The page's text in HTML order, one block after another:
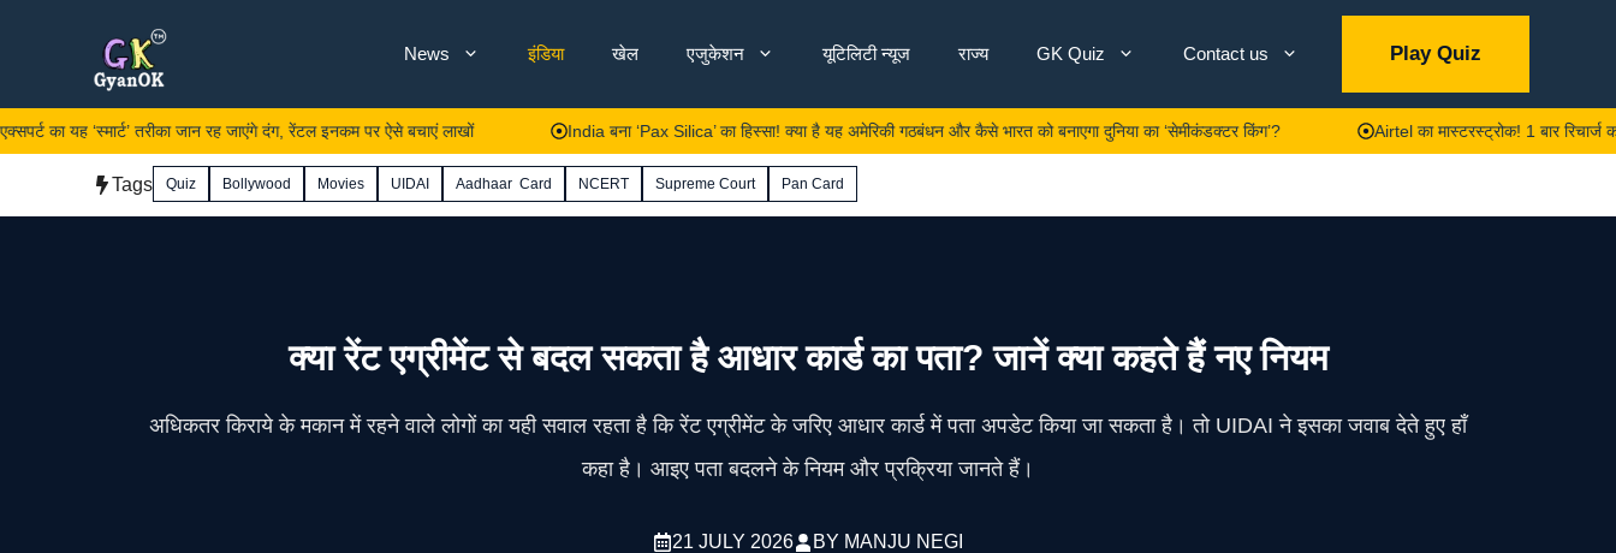
News इंडिया खेल एजुकेशन यूटिलिटी न्यूज राज्य GK Quiz Contact us Play Quiz
यह ‘स्मार्ट’ तरीका जान रह जाएंगे दंग, रेंटल इनकम पर ऐसे बचाएं लाखों India बना ‘Pax Silica’ का हिस्सा! क्या है यह अमेरिकी गठबंधन और कैसे भारत को बनाएगा दुनिया का ‘सेमीकंडक्टर किंग’? Airtel का मास्टरस्ट्रोक! 1 बार रिचार्ज करें
Tags Quiz Bollywood Movies UIDAI Aadhaar Card NCERT Supreme Court Pan Card
क्या रेंट एग्रीमेंट से बदल सकता है आधार कार्ड का पता? जानें क्या कहते हैं नए नियम
अधिकतर किराये के मकान में रहने वाले लोगों का यही सवाल रहता है कि रेंट एग्रीमेंट के जरिए आधार कार्ड में पता अपडेट किया जा सकता है। तो UIDAI ने इसका जवाब देते हुए हाँ
कहा है। आइए पता बदलने के नियम और प्रक्रिया जानते हैं।
21 JULY 2026 BY MANJU NEGI